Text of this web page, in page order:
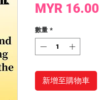
MYR 16.00
數量 *
新增至購物車